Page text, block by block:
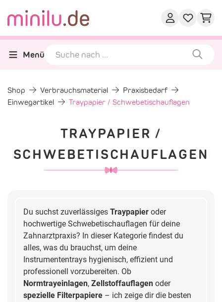
Menü
Shop Verbrauchsmaterial
Praxisbedarf
Einwegartikel
Traypapier / Schwebetischauflagen
TRAYPAPIER /
SCHWEBETISCHAUFLAGEN
Du suchst zuverlässiges Traypapier oder
hochwertige Schwebetischauflagen für deine
Zahnarztpraxis? In dieser Kategorie findest du
alles, was du brauchst, um deine
Instrumententrays hygienisch, effizient und
professionell vorzubereiten. Ob
Normtrayeinlagen, Zellstoffauflagen oder
spezielle Filterpapiere – ich zeige dir die besten